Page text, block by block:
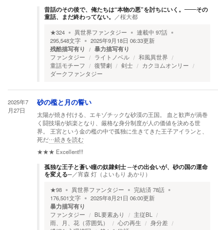
昔話のその後で、俺たちは“本物の悪”を討ちにいく。――その
童話、まだ終わってない。
／桜大都
★324 異世界ファンタジー 連載中 97話
295,548文字 2025年9月18日 06:33更新
残酷描写有り 暴力描写有り
ファンタジー ライトノベル
和風異世界
童話モチーフ
復讐劇 剣士
カクヨムオンリー
ダークファンタジー
2025年7
月27日
砂の檻と月の誓い
太陽が焼き付ける、エキゾチックな砂漠の王国。 血と歓声が渦巻
く闘技場が娯楽となり、厳格な身分制度が人の価値を決める世
界。 王宮という金の檻の中で孤独に生きてきた王子アイランと、
死だ…続きを読む
★★★ Excellent!!!
孤独な王子と蒼い瞳の奴隷剣士 ─その出会いが、砂の国の運命
を変える─／宵森 灯（よいもり あかり）
★98 異世界ファンタジー 完結済78話
176,501文字 2025年8月21日 06:00更新
暴力描写有り
ファンタジー BL要素あり
主従BL
雨、月、花（雰囲気）
心の再生
身分差